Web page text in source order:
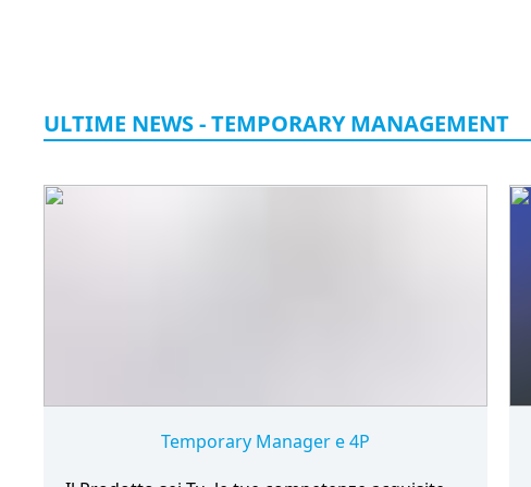
ULTIME NEWS - TEMPORARY MANAGEMENT
Temporary Manager e 4P